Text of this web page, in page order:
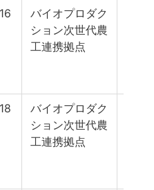
バイオプロダク
ション次世代農
工連携拠点
バイオプロダク
ション次世代農
工連携拠点